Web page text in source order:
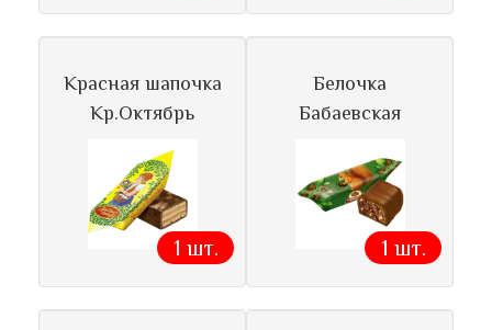
Красная шапочка
Кр.Октябрь
1 шт.
Белочка
Бабаевская
1 шт.